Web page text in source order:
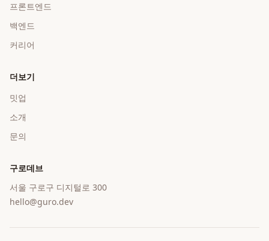
프론트엔드
백엔드
커리어
더보기
밋업
소개
문의
구로데브
서울 구로구 디지털로 300
hello@guro.dev